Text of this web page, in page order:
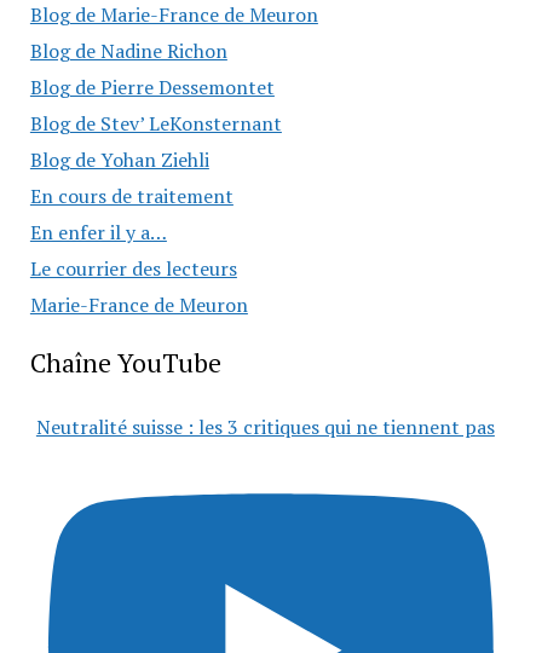
Blog de Marie-France de Meuron
Blog de Nadine Richon
Blog de Pierre Dessemontet
Blog de Stev’ LeKonsternant
Blog de Yohan Ziehli
En cours de traitement
En enfer il y a…
Le courrier des lecteurs
Marie-France de Meuron
Chaîne YouTube
Neutralité suisse : les 3 critiques qui ne tiennent pas